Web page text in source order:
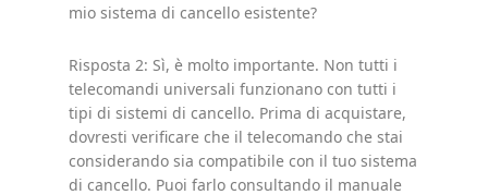
mio sistema di cancello esistente?
Risposta 2: Sì, è molto importante. Non tutti i
telecomandi universali funzionano con tutti i
tipi di sistemi di cancello. Prima di acquistare,
dovresti verificare che il telecomando che stai
considerando sia compatibile con il tuo sistema
di cancello. Puoi farlo consultando il manuale